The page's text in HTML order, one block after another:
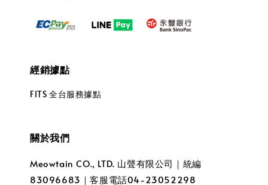
經銷據點
FITS 全台服務據點
關於我們
Meowtain CO., LTD. 山聲有限公司｜統編
83096683｜客服電話04-23052298